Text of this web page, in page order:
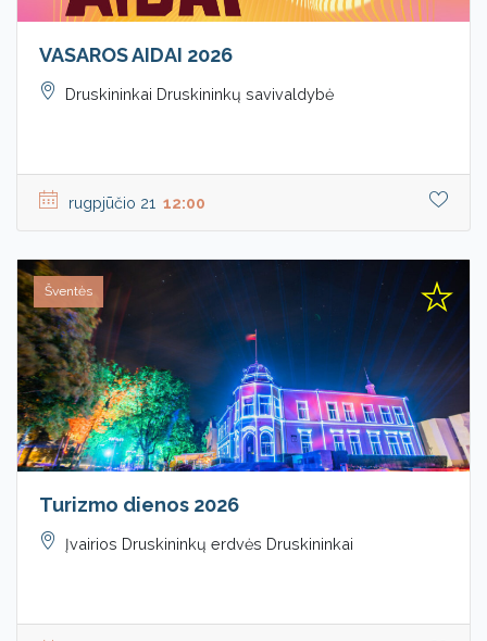
VASAROS AIDAI 2026
Druskininkai Druskininkų savivaldybė
rugpjūčio 21 12:00
Šventės
Turizmo dienos 2026
Įvairios Druskininkų erdvės Druskininkai